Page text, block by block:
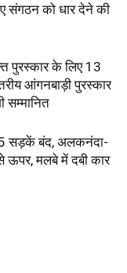
संगठन को धार देने की
पुरस्कार के लिए 13
आंगनबाड़ी पुरस्कार
सम्मानित
सड़कें बंद, अलकनंदा-
ऊपर, मलबे में दबी कार